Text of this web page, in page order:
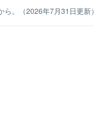
。（2026年7月31日更新）